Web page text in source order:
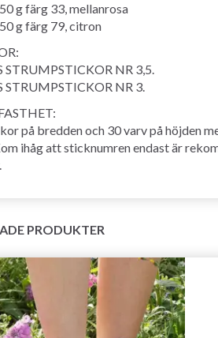
g färg 33, mellanrosa
g färg 79, citron
STRUMPSTICKOR NR 3,5.
STRUMPSTICKOR NR 3.
på bredden och 30 varv på höjden
ihåg att sticknumren endast är
PRODUKTER